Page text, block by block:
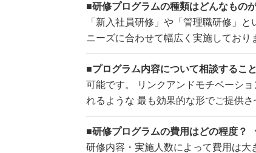
■研修プログラムの種類はどんなもの
「新入社員研修」や「管理職研修」
ニーズに合わせて幅広く実施しており
■プログラム内容について相談するこ
可能です。 リンクアンドモチベーシ
れるような 最も効果的な形でご提供さ
■研修プログラムの費用はどの程度？
研修内容・実施人数によって費用は大